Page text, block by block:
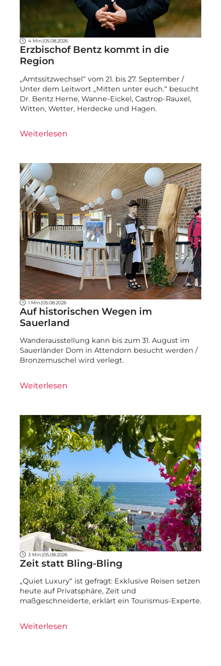
4 Min. |05.08.2026
Erzbischof Bentz kommt in die
Region
„Amtssitzwechsel“ vom 21. bis 27. September /
Unter dem Leitwort „Mitten unter euch.“ besucht
Dr. Bentz Herne, Wanne-Eickel, Castrop-Rauxel,
Witten, Wetter, Herdecke und Hagen.
Weiterlesen
1 Min. |05.08.2026
Auf historischen Wegen im
Sauerland
Wanderausstellung kann bis zum 31. August im
Sauerländer Dom in Attendorn besucht werden /
Bronzemuschel wird verlegt.
Weiterlesen
3 Min. |05.08.2026
Zeit statt Bling-Bling
„Quiet Luxury“ ist gefragt: Exklusive Reisen setzen
heute auf Privatsphäre, Zeit und
maßgeschneiderte, erklärt ein Tourismus-Experte.
Weiterlesen